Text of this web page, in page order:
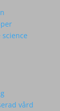
science
vård